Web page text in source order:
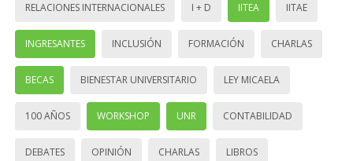
RELACIONES INTERNACIONALES I + D IITEA IITAE
INGRESANTES INCLUSIÓN FORMACIÓN CHARLAS
BECAS BIENESTAR UNIVERSITARIO LEY MICAELA
100 AÑOS WORKSHOP UNR CONTABILIDAD
DEBATES OPINIÓN CHARLAS LIBROS